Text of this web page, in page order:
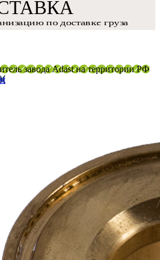
завода Adast на территории РФ